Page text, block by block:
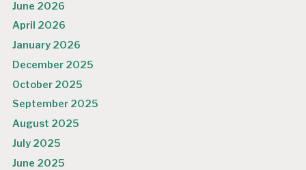
June 2026
April 2026
January 2026
December 2025
October 2025
September 2025
August 2025
July 2025
June 2025